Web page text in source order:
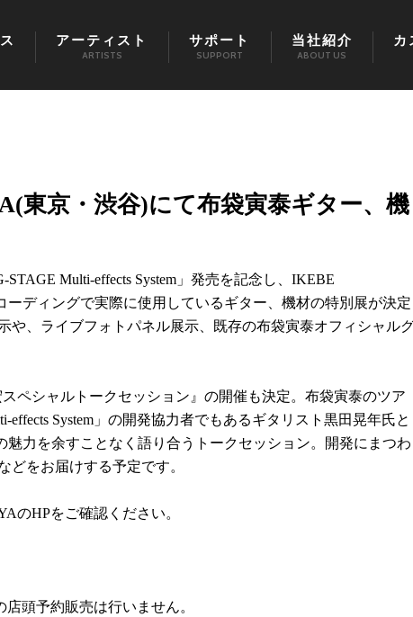
アーティスト
ARTISTS
サポート
SUPPORT
当社紹介
ABOUT US
カ
東京・渋谷)にて布袋寅泰ギター、機
Multi-effects System」発売を記念し、IKEBE
ディングで実際に使用しているギター、機材の特別展が決定
や、ライブフォトパネル展示、既存の布袋寅泰オフィシャル
ペシャルトークセッション』の開催も決定。布袋寅泰のツア
System」の開発協力者でもあるギタリスト黒田晃年氏と
魅力を余すことなく語り合うトークセッション。開発にまつわ
どをお届けする予定です。
のHPをご確認ください。
店頭予約販売は行いません。